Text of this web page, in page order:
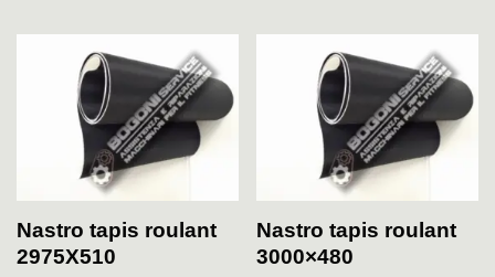
Nastro tapis roulant
2975X510
Nastro tapis roulant
3000×480